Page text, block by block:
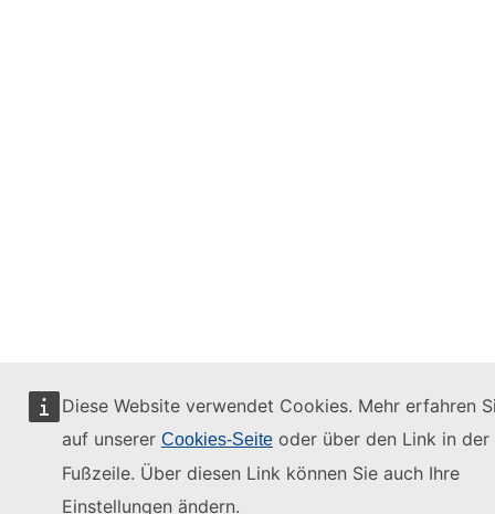
Diese Website verwendet Cookies. Mehr erfahren
auf unserer Cookies-Seite oder über den Link in der
Fußzeile. Über diesen Link können Sie auch Ihre
Einstellungen ändern.